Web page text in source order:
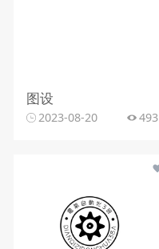
图设
2023-08-20 493